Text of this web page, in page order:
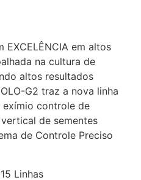
EXCELÊNCIA em altos
na cultura de
altos resultados
G2 traz a nova linha
exímio controle de
de sementes
de Controle Preciso
Linhas